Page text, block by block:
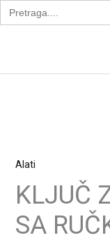
Search
for:
Skip
to
Alati
KLJUČ
SA
MONOBLOK
SA
RUČKOM
quantity